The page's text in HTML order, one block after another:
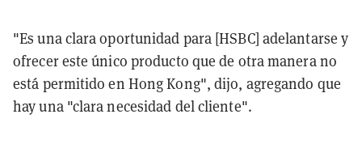
"Es una clara oportunidad para [HSBC] adelantarse y
ofrecer este único producto que de otra manera no
está permitido en Hong Kong", dijo, agregando que
hay una "clara necesidad del cliente".